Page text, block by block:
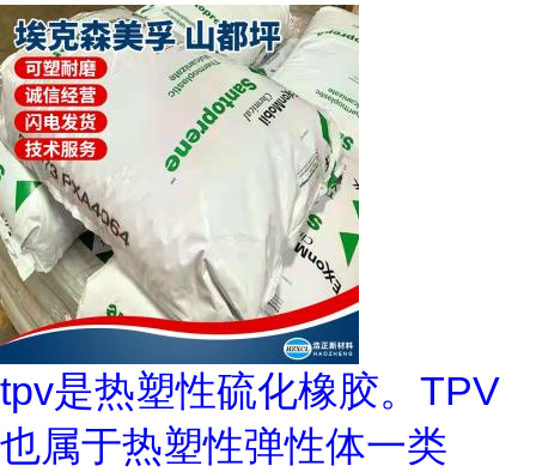
tpv是热塑性硫化橡胶。TPV
也属于热塑性弹性体一类